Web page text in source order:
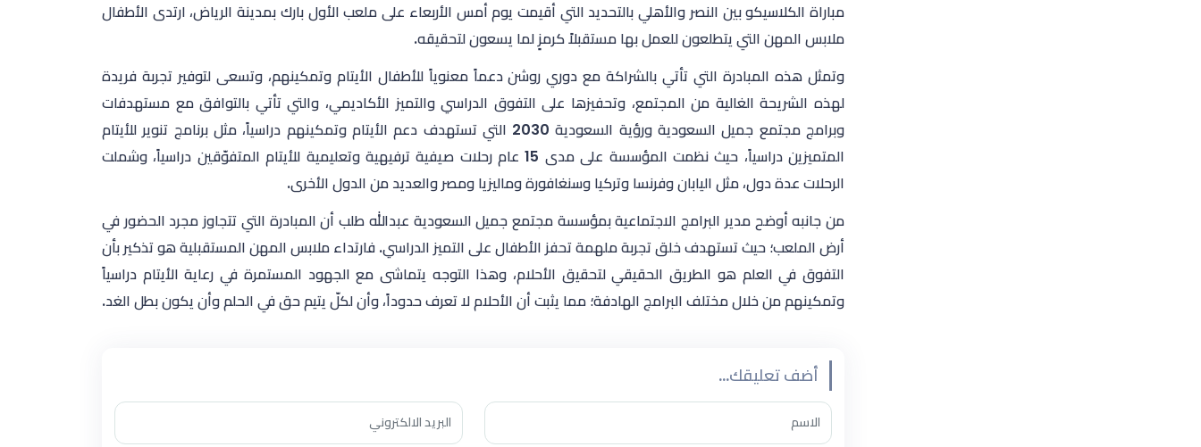
مباراة الكلاسيكو بين النصر والأهلي بالتحديد التي أقيمت يوم أمس الأربعاء على ملعب الأول بارك بمدينة الرياض، ارتدى الأطفال
ملابس المهن التي يتطلعون للعمل بها مستقبلاً كرمزٍ لما يسعون لتحقيقه.
وتمثل هذه المبادرة التي تأتي بالشراكة مع دوري روشن دعماً معنوياً للأطفال الأيتام وتمكينهم، وتسعى لتوفير تجربة فريدة
لهذه الشريحة الغالية من المجتمع، وتحفيزها على التفوق الدراسي والتميز الأكاديمي، والتي تأتي بالتوافق مع مستهدفات
وبرامج مجتمع جميل السعودية ورؤية السعودية 2030 التي تستهدف دعم الأيتام وتمكينهم دراسياً، مثل برنامج تنوير للأيتام
المتميزين دراسياً، حيث نظمت المؤسسة على مدى 15 عام رحلات صيفية ترفيهية وتعليمية للأيتام المتفوّقين دراسياً، وشملت
الرحلات عدة دول، مثل اليابان وفرنسا وتركيا وسنغافورة وماليزيا ومصر والعديد من الدول الأخرى.
من جانبه أوضح مدير البرامج الاجتماعية بمؤسسة مجتمع جميل السعودية عبدالله طلب أن المبادرة التي تتجاوز مجرد الحضور في
أرض الملعب؛ حيث تستهدف خلق تجربة ملهمة تحفز الأطفال على التميز الدراسي. فارتداء ملابس المهن المستقبلية هو تذكير بأن
التفوق في العلم هو الطريق الحقيقي لتحقيق الأحلام، وهذا التوجه يتماشى مع الجهود المستمرة في رعاية الأيتام دراسياً
وتمكينهم من خلال مختلف البرامج الهادفة؛ مما يثبت أن الأحلام لا تعرف حدوداً، وأن لكلّ يتيم حق في الحلم وأن يكون بطل الغد.
أضف تعليقك...